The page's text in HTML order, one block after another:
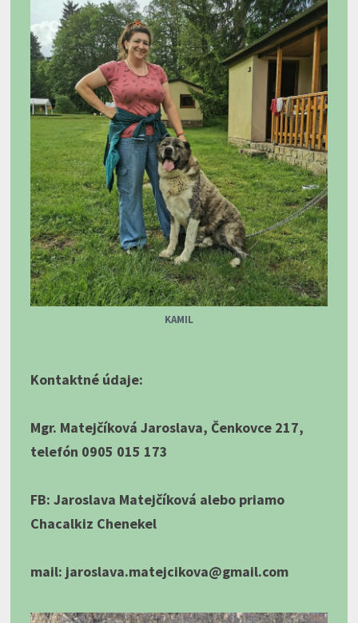
KAMIL
Kontaktné údaje:
Mgr. Matejčíková Jaroslava, Čenkovce 217,
telefón 0905 015 173
FB: Jaroslava Matejčíková alebo priamo
Chacalkiz Chenekel
mail: jaroslava.matejcikova@gmail.com